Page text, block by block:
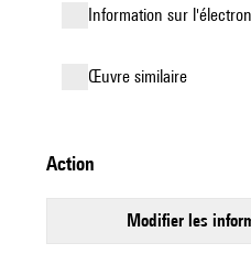
Information sur
œuvre similaire
action
modifier les